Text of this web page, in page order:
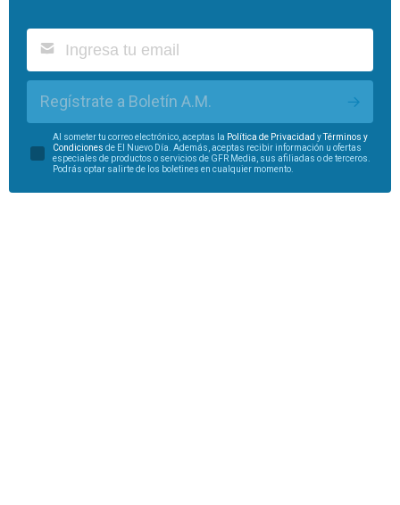
Regístrate a Boletín A.M.
Al someter tu correo electrónico, aceptas la Política de Privacidad y
Términos y
Condiciones de El Nuevo Día. Además, aceptas recibir información u ofertas
especiales de productos o servicios de GFR Media, sus afiliadas o de terceros.
Podrás optar salirte de los boletines en cualquier momento.